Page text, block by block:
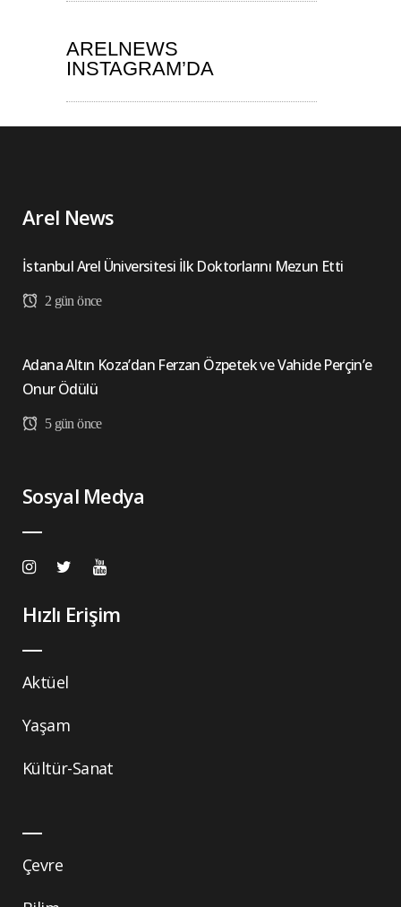
ARELNEWS
INSTAGRAM’DA
Arel News
İstanbul Arel Üniversitesi İlk Doktorlarını Mezun Etti
2 gün önce
Adana Altın Koza’dan Ferzan Özpetek ve Vahide Perçin’e
Onur Ödülü
5 gün önce
Sosyal Medya
Hızlı Erişim
Aktüel
Yaşam
Kültür-Sanat
Çevre